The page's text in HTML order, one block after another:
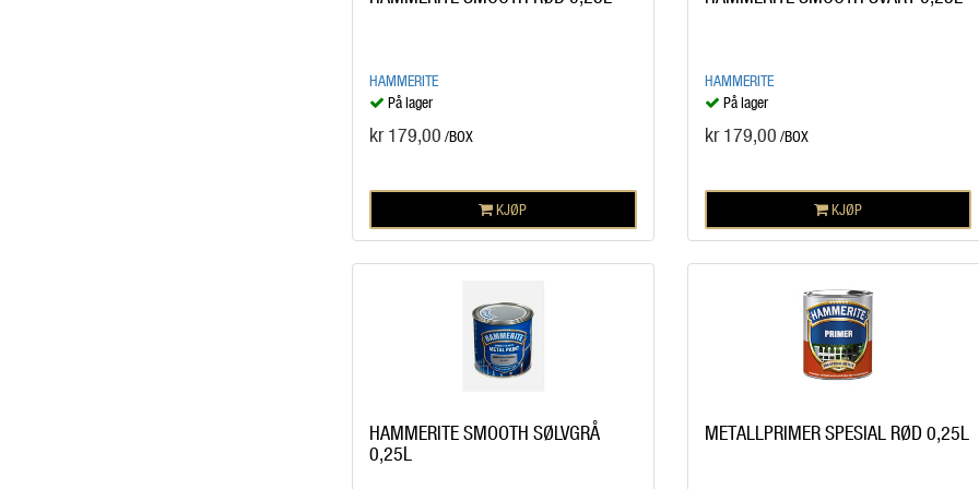
HAMMERITE
På lager
kr 179,00 /BOX
KJØP
HAMMERITE
På lager
kr 179,00 /BOX
KJØP
HAMMERITE SMOOTH SØLVGRÅ
0,25L
METALLPRIMER SPESIAL RØD 0,25L